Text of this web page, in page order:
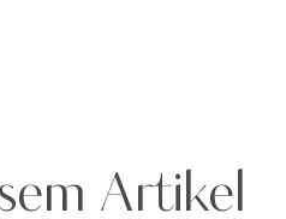
Artikel